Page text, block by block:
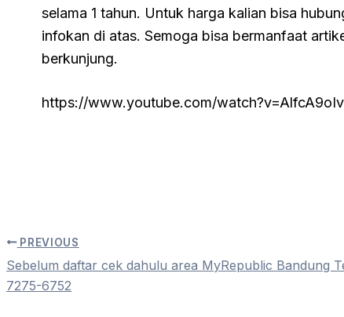
selama 1 tahun. Untuk harga kalian bisa
infokan di atas. Semoga bisa bermanfaat
berkunjung.
https://www.youtube.com/
PREVIOUS
Sebelum daftar cek dahulu area MyRepublic Bandung
7275-6752